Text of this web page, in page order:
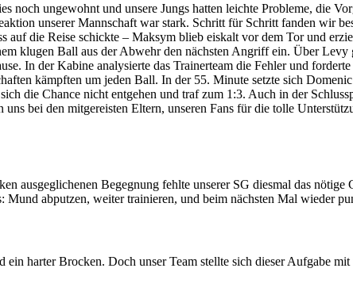
ungewohnt und unsere Jungs hatten leichte Probleme, die
unserer Mannschaft war stark. Schritt für Schritt fanden wir
die Reise schickte – Maksym blieb eiskalt vor dem Tor und
klugen Ball aus der Abwehr den nächsten Angriff ein. Über
In der Kabine analysierte das Trainerteam die Fehler und
kämpften um jeden Ball. In der 55. Minute setzte sich
die Chance nicht entgehen und traf zum 1:3. Auch in der
bei den mitgereisten Eltern, unseren Fans für die tolle
ausgeglichenen Begegnung fehlte unserer SG diesmal das
Mund abputzen, weiter trainieren, und beim nächsten Mal wieder
harter Brocken. Doch unser Team stellte sich dieser Aufgabe